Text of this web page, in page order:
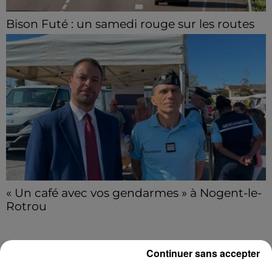
Bison Futé : un samedi rouge sur les routes
C'est l'un des week-ends les plus chargés de l'été,
avec des départs aussi importants que les retours.
« Un café avec vos gendarmes » à Nogent-le-
Rotrou
Nogent-le-Rotrou de 9h00 à 12h00.Continuer sans accepter